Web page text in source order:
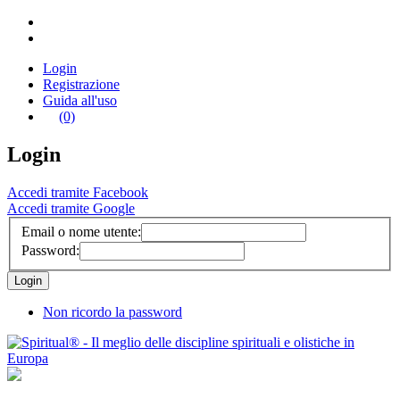
Login
Registrazione
Guida all'uso
(0)
Login
Accedi tramite Facebook
Accedi tramite Google
Email o nome utente:
Password:
Non ricordo la password